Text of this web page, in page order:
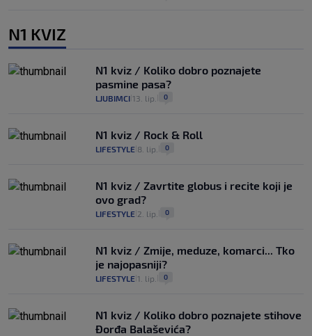
N1 KVIZ
N1 kviz / Koliko dobro poznajete
pasmine pasa?
LJUBIMCI 13. lip. 0
N1 kviz / Rock & Roll
LIFESTYLE 8. lip. 0
N1 kviz / Zavrtite globus i recite koji je
ovo grad?
LIFESTYLE 2. lip. 0
N1 kviz / Zmije, meduze, komarci... Tko
je najopasniji?
LIFESTYLE 1. lip. 0
N1 kviz / Koliko dobro poznajete stihove
Đorđa Balaševića?